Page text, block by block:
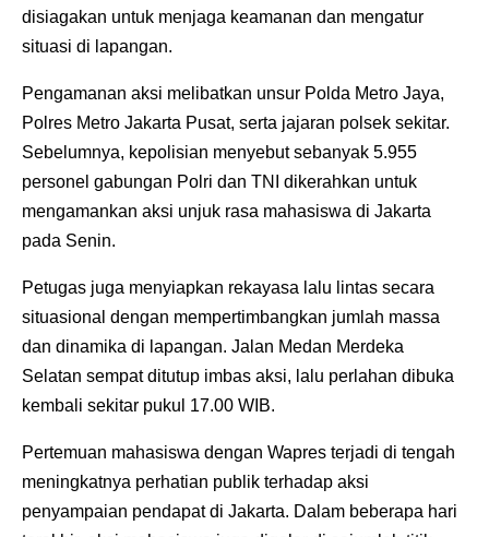
disiagakan untuk menjaga keamanan dan mengatur
situasi di lapangan.
Pengamanan aksi melibatkan unsur Polda Metro Jaya,
Polres Metro Jakarta Pusat, serta jajaran polsek sekitar.
Sebelumnya, kepolisian menyebut sebanyak 5.955
personel gabungan Polri dan TNI dikerahkan untuk
mengamankan aksi unjuk rasa mahasiswa di Jakarta
pada Senin.
Petugas juga menyiapkan rekayasa lalu lintas secara
situasional dengan mempertimbangkan jumlah massa
dan dinamika di lapangan. Jalan Medan Merdeka
Selatan sempat ditutup imbas aksi, lalu perlahan dibuka
kembali sekitar pukul 17.00 WIB.
Pertemuan mahasiswa dengan Wapres terjadi di tengah
meningkatnya perhatian publik terhadap aksi
penyampaian pendapat di Jakarta. Dalam beberapa hari